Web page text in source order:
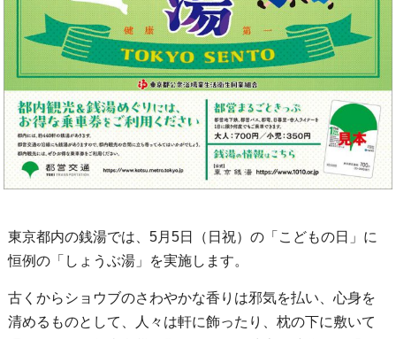
東京都内の銭湯では、5月5日（日祝）の「こどもの日」に
恒例の「しょうぶ湯」を実施します。
古くからショウブのさわやかな香りは邪気を払い、心身を
清めるものとして、人々は軒に飾ったり、枕の下に敷いて